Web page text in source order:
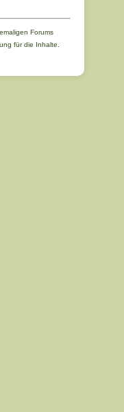
Forums
für die Inhalte.